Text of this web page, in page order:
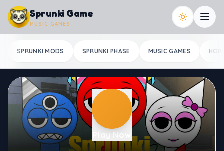
Skip to content
Sprunki Game
MUSIC GAMES
SPRUNKI MODS SPRUNKI PHASE MUSIC GAMES
Play Now